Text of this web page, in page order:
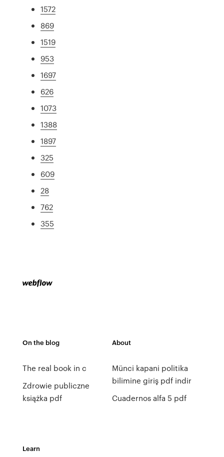
1572
869
1519
953
1697
626
1073
1388
1897
325
609
28
762
355
On the blog
The real book in c
Zdrowie publiczne
książka pdf
About
Münci kapani politika
bilimine giriş pdf indir
Cuadernos alfa 5 pdf
Learn